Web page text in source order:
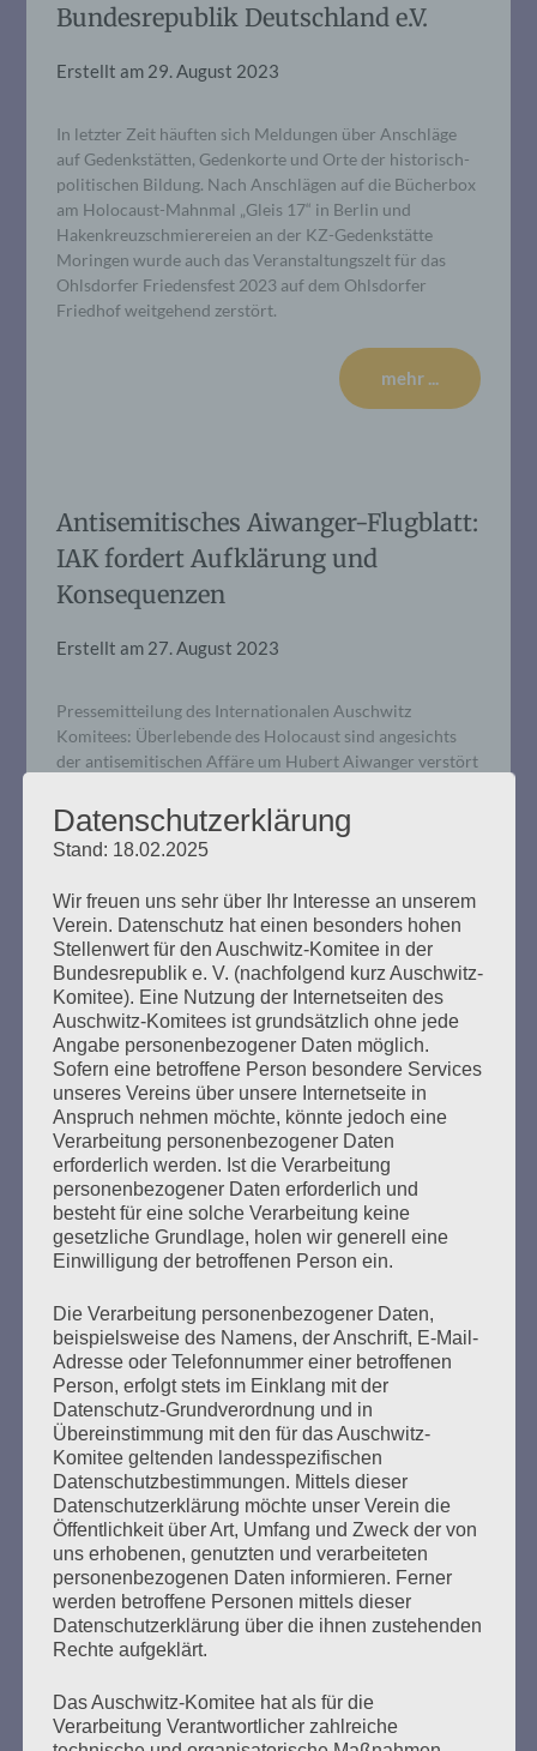
Bundesrepublik Deutschland e.V.
Erstellt am 29. August 2023
In letzter Zeit häuften sich Meldungen über Anschläge
auf Gedenkstätten, Gedenkorte und Orte der historisch-
politischen Bildung. Nach Anschlägen auf die Bücherbox
am Holocaust-Mahnmal „Gleis 17“ in Berlin und
Hakenkreuzschmierereien an der KZ-Gedenkstätte
Moringen wurde auch das Veranstaltungszelt für das
Ohlsdorfer Friedensfest 2023 auf dem Ohlsdorfer
Friedhof weitgehend zerstört.
mehr ...
Antisemitisches Aiwanger-Flugblatt:
IAK fordert Aufklärung und
Konsequenzen
Erstellt am 27. August 2023
Pressemitteilung des Internationalen Auschwitz
Komitees: Überlebende des Holocaust sind angesichts
der antisemitischen Affäre um Hubert Aiwanger verstört
Wir trauern um Marianne Wilke
(1930-2023)
Erstellt am18. Juli 2023
Das Auschwitz-Komitee in der Bundesrepublik
Deutschland trauert um Marianne Wilke, die am 17. Juli
2023 gestorben ist. Sie wurde 93 Jahre alt und hat ihr
politisches Leben ganz dem Kampf für den Frieden gegen
Faschismus und Krieg gewidmet. Viele Jahre war sie
Vorsitzende der Vereinigung der Verfolgten des
Naziregimes Bund der Antifaschisten (VVN/ BDA) in…
mehr ...
Seitennummerierung
der
Beiträge
Zurück 7 Weiter
Ihr habt keine Schuld an dieser Zeit. Aber ihr macht
euch schuldig, wenn ihr nichts über diese Zeit
wissen wollt. Ihr müsst alles wissen, was damals
geschah. Und warum es geschah.
Datenschutzerklärung
Stand: 18.02.2025
Wir freuen uns sehr über Ihr Interesse an unserem
Verein. Datenschutz hat einen besonders hohen
Stellenwert für den Auschwitz-Komitee in der
Bundesrepublik e. V. (nachfolgend kurz Auschwitz-
Komitee). Eine Nutzung der Internetseiten des
Auschwitz-Komitees ist grundsätzlich ohne jede
Angabe personenbezogener Daten möglich.
Sofern eine betroffene Person besondere Services
unseres Vereins über unsere Internetseite in
Anspruch nehmen möchte, könnte jedoch eine
Verarbeitung personenbezogener Daten
erforderlich werden. Ist die Verarbeitung
personenbezogener Daten erforderlich und
besteht für eine solche Verarbeitung keine
gesetzliche Grundlage, holen wir generell eine
Einwilligung der betroffenen Person ein.
Die Verarbeitung personenbezogener Daten,
beispielsweise des Namens, der Anschrift, E-Mail-
Adresse oder Telefonnummer einer betroffenen
Person, erfolgt stets im Einklang mit der
Datenschutz-Grundverordnung und in
Übereinstimmung mit den für das Auschwitz-
Komitee geltenden landesspezifischen
Datenschutzbestimmungen. Mittels dieser
Datenschutzerklärung möchte unser Verein die
Öffentlichkeit über Art, Umfang und Zweck der von
uns erhobenen, genutzten und verarbeiteten
personenbezogenen Daten informieren. Ferner
werden betroffene Personen mittels dieser
Datenschutzerklärung über die ihnen zustehenden
Rechte aufgeklärt.
Das Auschwitz-Komitee hat als für die
Verarbeitung Verantwortlicher zahlreiche